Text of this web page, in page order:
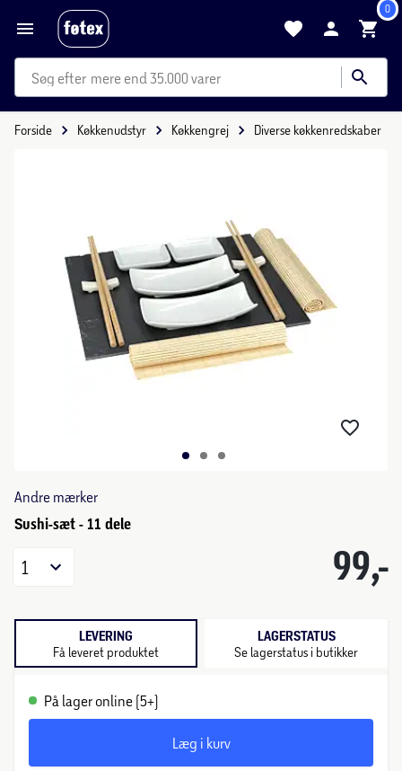
0
mere end 35.000 varer
Forside Køkkenudstyr Køkkengrej Diverse køkkenredskaber
Andre mærker
Sushi-sæt - 11 dele
99,-
1
LEVERING
Få leveret produktet
LAGERSTATUS
Se lagerstatus i butikker
På lager online (5+)
Læg i kurv